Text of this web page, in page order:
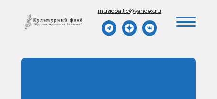
musicbaltic@yandex.ru